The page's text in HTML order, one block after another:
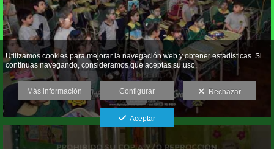
Utilizamos cookies para mejorar la navegación web y obtener estadísticas. Si
continuas navegando, consideramos que aceptas su uso.
Más información Configurar Rechazar
Aceptar